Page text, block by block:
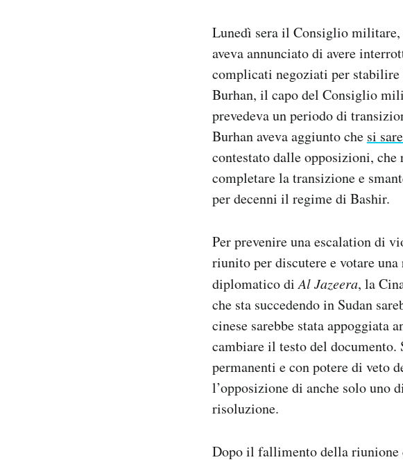
Lunedì sera il Consiglio militare,
aveva annunciato di avere
complicati negoziati per
Burhan, il capo del Consiglio
prevedeva un periodo di
Burhan aveva aggiunto che si
contestato dalle opposizioni,
completare la transizione e
per decenni il regime di Bashir.
Per prevenire una escalation di
riunito per discutere e votare
diplomatico diAl Jazeera, la
che sta succedendo in Sudan
cinese sarebbe stata appoggiata
cambiare il testo del documento.
permanenti e con potere di veto
l’opposizione di anche solo uno
risoluzione.
Dopo il fallimento della riunione